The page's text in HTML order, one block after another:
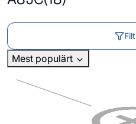
Mest populärt